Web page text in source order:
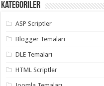
Kategoriler
ASP Scriptler
Blogger Temaları
DLE Temaları
HTML Scriptler